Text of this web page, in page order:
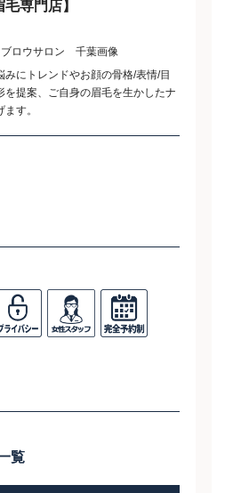
専門店】
みにトレンドやお顔の骨格/表情/目
を提案、ご自身の眉毛を生かしたナ
す。
覧